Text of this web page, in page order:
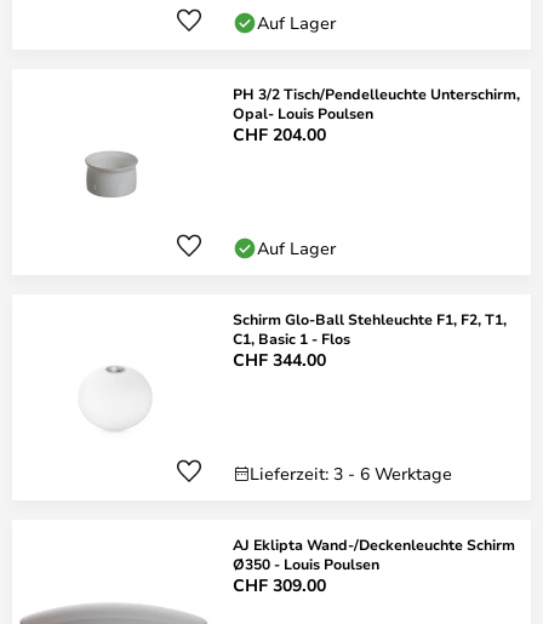
Auf Lager
PH 3/2 Tisch/Pendelleuchte Unterschirm,
Opal- Louis Poulsen
CHF 204.00
Auf Lager
Schirm Glo-Ball Stehleuchte F1, F2, T1,
C1, Basic 1 - Flos
CHF 344.00
Lieferzeit: 3 - 6 Werktage
AJ Eklipta Wand-/Deckenleuchte Schirm
Ø350 - Louis Poulsen
CHF 309.00